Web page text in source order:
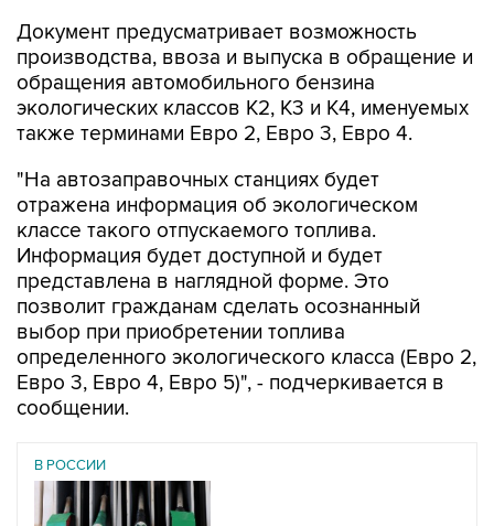
Документ предусматривает возможность
производства, ввоза и выпуска в обращение и
обращения автомобильного бензина
экологических классов К2, К3 и К4, именуемых
также терминами Евро 2, Евро 3, Евро 4.
"На автозаправочных станциях будет
отражена информация об экологическом
классе такого отпускаемого топлива.
Информация будет доступной и будет
представлена в наглядной форме. Это
позволит гражданам сделать осознанный
выбор при приобретении топлива
определенного экологического класса (Евро 2,
Евро 3, Евро 4, Евро 5)", - подчеркивается в
сообщении.
В РОССИИ